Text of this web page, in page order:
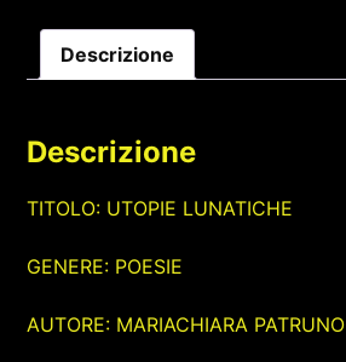
Descrizione
Descrizione
TITOLO: UTOPIE LUNATICHE
GENERE: POESIE
AUTORE: MARIACHIARA PATRUNO